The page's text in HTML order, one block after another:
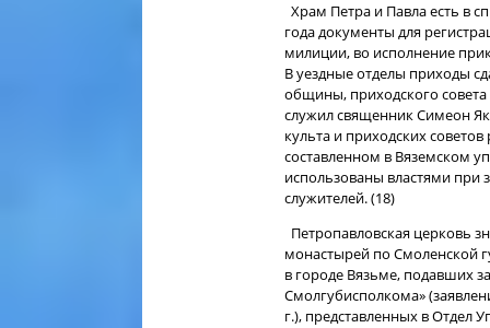
Храм Петра и Павла есть в
года документы для
милиции, во исполнение
В уездные отделы приходы
общины, приходского совета
служил священник Симеон
культа и приходских
составленном в Вяземском
использованы властями при
служителей. (18)
Петропавловская церковь
монастырей по Смоленской
в городе Вязьме, подавших
Смолгубисполкома»
г.), представленных в Отдел